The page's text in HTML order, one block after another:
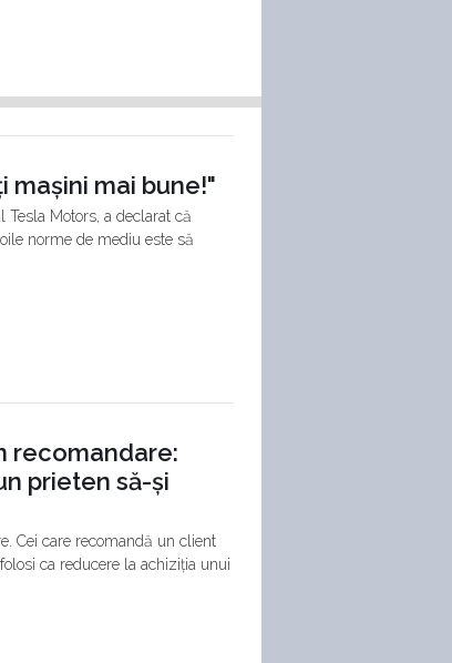
mașini mai bune!"
Tesla Motors, a declarat că
norme de mediu este să
recomandare:
prieten să-și
Cei care recomandă un client
ca reducere la achiziția unui